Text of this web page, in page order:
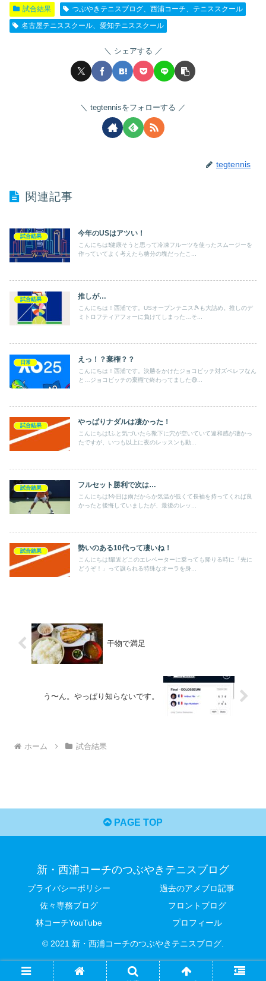
試合結果
つぶやきテニスブログ、西浦コーチ、テニススクール
名古屋テニススクール、愛知テニススクール
シェアする
tegtennisをフォローする
tegtennis
関連記事
試合結果 今年のUSはアツい！
こんにちは❗️健康そうと思って冷凍フルーツを使ったスムージーを
作っていてよく考えたら糖分の塊だったこ...
試合結果 推しが…
こんにちは！西浦です。USオープンテニス🎾も大詰め。推しのデ
ミトロフティアフォーに負けてしまった…そ...
日常 えっ！？棄権？？
こんにちは！西浦です。決勝をかけたジョコビッチ対ズベレフなん
と…ジョコビッチの棄権で終わってました😅...
試合結果 やっぱりナダルは凄かった！
こんにちは❗️ふと気づいたら靴下に穴が空いていて違和感が凄かっ
たですが、いつも以上に夜のレッスンも動...
試合結果 フルセット勝利で次は…
こんにちは❗️今日は雨だからか気温が低くて長袖を持ってくれば良
かったと後悔していましたが、最後のレッ...
試合結果 勢いのある10代って凄いね！
こんにちは❗️最近どこのエレベーターに乗っても降りる時に「先に
どうぞ！」って譲られる特殊なオーラを身...
干物で満足
う〜ん。やっぱり知らないです。
ホーム 試合結果
PAGE TOP
新・西浦コーチのつぶやきテニスブログ
プライバシーポリシー
過去のアメブロ記事
佐々専務ブログ
フロントブログ
林コーチYouTube
プロフィール
© 2021 新・西浦コーチのつぶやきテニスブログ.